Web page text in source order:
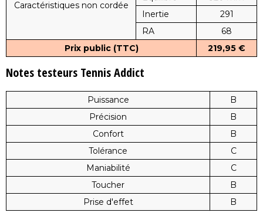
Caractéristiques non cordée
Inertie
291
RA
68
Prix public (TTC)
219,95 €
Notes testeurs Tennis Addict
Puissance
B
Précision
B
Confort
B
Tolérance
C
Maniabilité
C
Toucher
B
Prise d'effet
B